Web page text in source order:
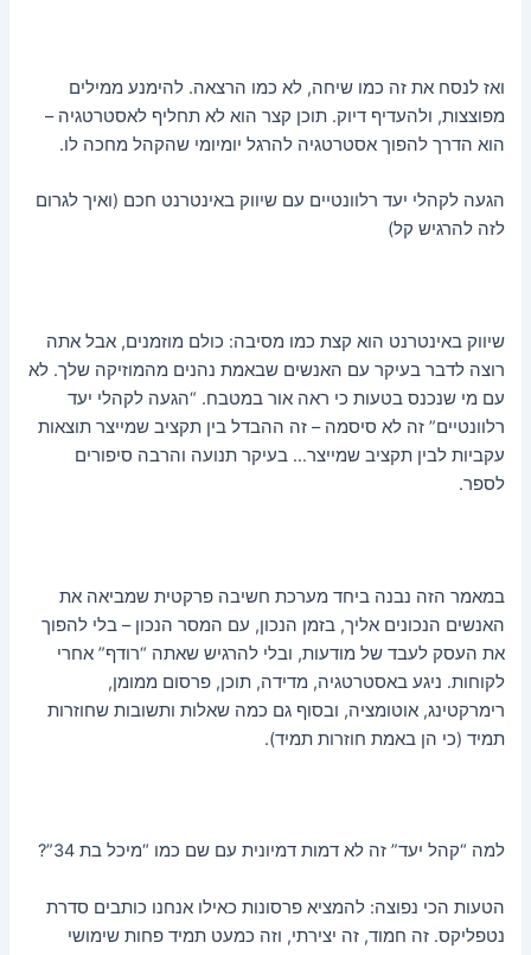
ואז לנסח את זה כמו שיחה, לא כמו הרצאה. להימנע ממילים
מפוצצות, ולהעדיף דיוק. תוכן קצר הוא לא תחליף לאסטרטגיה –
הוא הדרך להפוך אסטרטגיה להרגל יומיומי שהקהל מחכה לו.
הגעה לקהלי יעד רלוונטיים עם שיווק באינטרנט חכם (ואיך לגרום
לזה להרגיש קל)
שיווק באינטרנט הוא קצת כמו מסיבה: כולם מוזמנים, אבל אתה
רוצה לדבר בעיקר עם האנשים שבאמת נהנים מהמוזיקה שלך. לא
עם מי שנכנס בטעות כי ראה אור במטבח. “הגעה לקהלי יעד
רלוונטיים” זה לא סיסמה – זה ההבדל בין תקציב שמייצר תוצאות
עקביות לבין תקציב שמייצר… בעיקר תנועה והרבה סיפורים
לספר.
במאמר הזה נבנה ביחד מערכת חשיבה פרקטית שמביאה את
האנשים הנכונים אליך, בזמן הנכון, עם המסר הנכון – בלי להפוך
את העסק לעבד של מודעות, ובלי להרגיש שאתה “רודף” אחרי
לקוחות. ניגע באסטרטגיה, מדידה, תוכן, פרסום ממומן,
רימרקטינג, אוטומציה, ובסוף גם כמה שאלות ותשובות שחוזרות
תמיד (כי הן באמת חוזרות תמיד).
למה “קהל יעד” זה לא דמות דמיונית עם שם כמו “מיכל בת 34”?
הטעות הכי נפוצה: להמציא פרסונות כאילו אנחנו כותבים סדרת
נטפליקס. זה חמוד, זה יצירתי, וזה כמעט תמיד פחות שימושי